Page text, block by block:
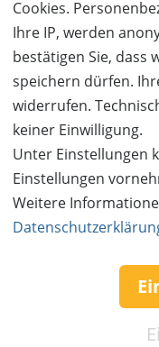
Cookies.
Ihre IP, werden
bestätigen Sie, dass
speichern dürfen.
widerrufen.
keiner Einwilligung.
Unter Einstellungen
Einstellungen
Weitere
Gasthof Kornbachtal
Ein
Gutschein
Ort: Gefrees
Wert:
40,- €
Preis:
20,-